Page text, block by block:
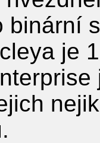
binární
je